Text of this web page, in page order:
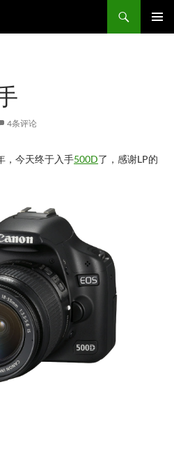
4条评论
，今天终于入手500D了，感谢LP的